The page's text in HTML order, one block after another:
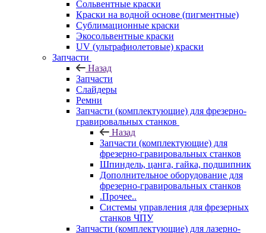
Сольвентные краски
Краски на водной основе (пигментные)
Сублимационные краски
Экосольвентные краски
UV (ультрафиолетовые) краски
Запчасти
Назад
Запчасти
Слайдеры
Ремни
Запчасти (комплектующие) для фрезерно-
гравировальных станков
Назад
Запчасти (комплектующие) для
фрезерно-гравировальных станков
Шпиндель, цанга, гайка, подшипник
Дополнительное оборудование для
фрезерно-гравировальных станков
.Прочее..
Системы управления для фрезерных
станков ЧПУ
Запчасти (комплектующие) для лазерно-